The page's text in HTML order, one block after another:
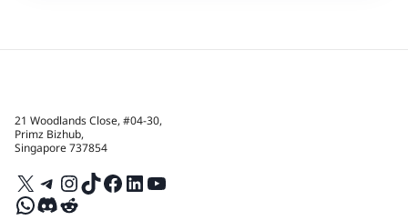
21 Woodlands Close, #04-30,
Primz Bizhub,
Singapore 737854
X Telegram
Instagram
TikTok
Facebook
LinkedIn
YouTube
WhatsApp
Discord
Reddit